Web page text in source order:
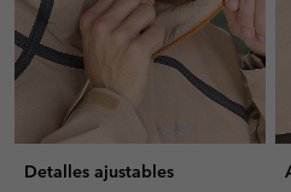
Detalles ajustables